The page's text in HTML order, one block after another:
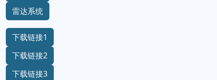
雷达系统
下载链接1
下载链接2
下载链接3